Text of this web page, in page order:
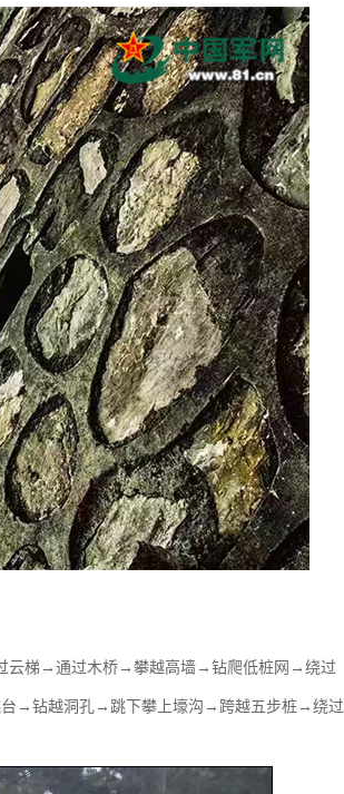
云梯→通过木桥→攀越高墙→钻爬低桩网→绕过
→钻越洞孔→跳下攀上壕沟→跨越五步桩→绕过